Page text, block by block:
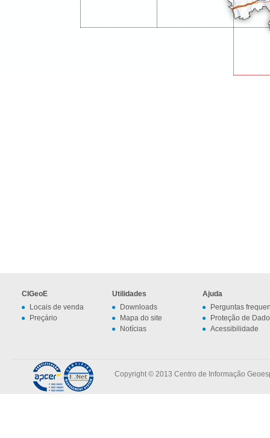
CIGeoE
Locais de venda
Preçário
Utilidades
Downloads
Mapa do site
Notícias
Ajuda
Perguntas
Proteção de
Acessibilidade
Copyright © 2013 Centro de Informação